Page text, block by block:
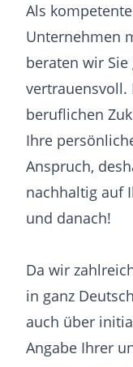
Als
Unternehmen
beraten wir
vertrauensvoll.
beruflichen
Ihre
Anspruch,
nachhaltig auf
und danach!
Da wir
in ganz
auch über
Angabe Ihrer